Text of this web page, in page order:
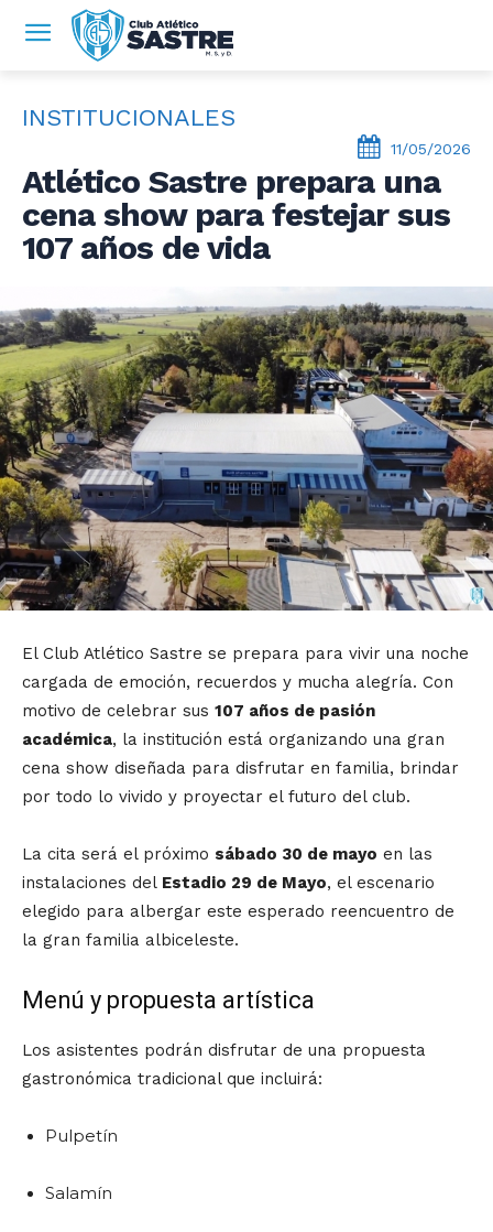
INSTITUCIONALES
11/05/2026
Atlético Sastre prepara una
cena show para festejar sus
107 años de vida
El Club Atlético Sastre se prepara para vivir una noche
cargada de emoción, recuerdos y mucha alegría. Con
motivo de celebrar sus 107 años de pasión
académica, la institución está organizando una gran
cena show diseñada para disfrutar en familia, brindar
por todo lo vivido y proyectar el futuro del club.
La cita será el próximo sábado 30 de mayo en las
instalaciones del Estadio 29 de Mayo, el escenario
elegido para albergar este esperado reencuentro de
la gran familia albiceleste.
Menú y propuesta artística
Los asistentes podrán disfrutar de una propuesta
gastronómica tradicional que incluirá:
Pulpetín
Salamín